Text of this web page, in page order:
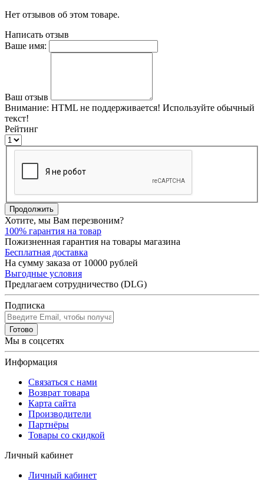
Нет отзывов об этом товаре.
Написать отзыв
Ваше имя:
Ваш отзыв
Внимание: HTML не поддерживается! Используйте обычный
текст!
Рейтинг
Продолжить
Хотите, мы Вам перезвоним?
100% гарантия на товар
Пожизненная гарантия на товары магазина
Бесплатная доставка
На сумму заказа от 10000 рублей
Выгодные условия
Предлагаем сотрудничество (DLG)
Подписка
Готово
Мы в соцсетях
Информация
Связаться с нами
Возврат товара
Карта сайта
Производители
Партнёры
Товары со скидкой
Личный кабинет
Личный кабинет